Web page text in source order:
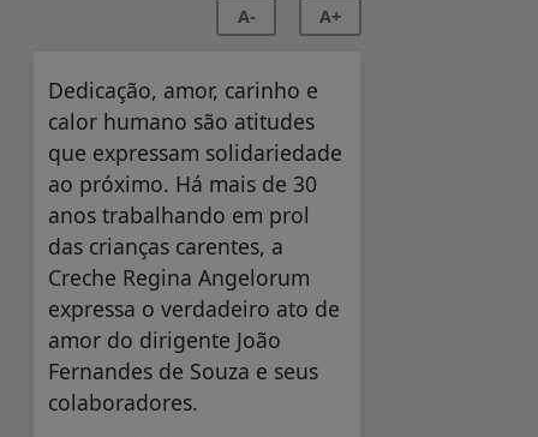
A- A+
Dedicação, amor, carinho e
calor humano são atitudes
que expressam solidariedade
ao próximo. Há mais de 30
anos trabalhando em prol
das crianças carentes, a
Creche Regina Angelorum
expressa o verdadeiro ato de
amor do dirigente João
Fernandes de Souza e seus
colaboradores.